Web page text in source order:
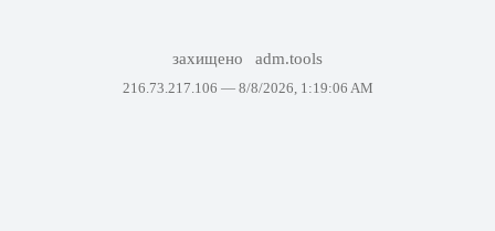
захищено adm.tools
216.73.217.106 — 8/8/2026, 1:19:06 AM